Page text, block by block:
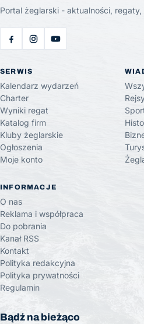
Portal żeglarski - aktualności,
SERWIS
Kalendarz wydarzeń
Charter
Wyniki regat
Katalog firm
Kluby żeglarskie
Ogłoszenia
Moje konto
INFORMACJE
O nas
Reklama i współpraca
Do pobrania
Kanał RSS
Kontakt
Polityka redakcyjna
Polityka prywatności
Regulamin
Bądź na bieżąco